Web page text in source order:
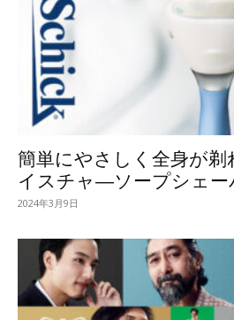
簡単にやさしく全身が
イスチャ―ソープシェー
2024年3月9日